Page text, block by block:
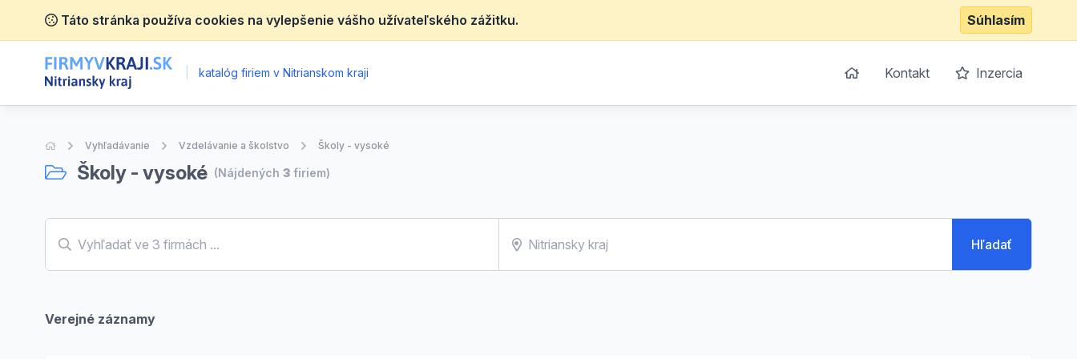
Táto stránka používa cookies na vylepšenie vášho užívateľského zážitku. Súhlasím
katalóg firiem v Nitrianskom kraji Kontakt Inzercia
Úvodná stránka
Vyhľadávanie Vzdelávanie a školstvo Školy - vysoké
Školy - vysoké (Nájdených 3 firiem)
Hľadať
Verejné záznamy